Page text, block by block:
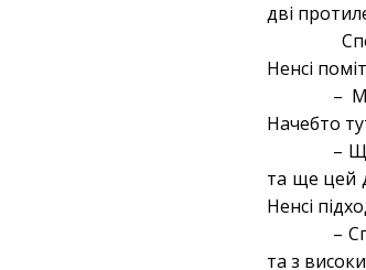
дві
Ненсі
–
Начебто
–
та ще цей
Ненсі
–
та з